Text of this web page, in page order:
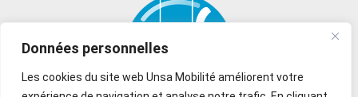
Données personnelles
Les cookies du site web Unsa Mobilité améliorent votre